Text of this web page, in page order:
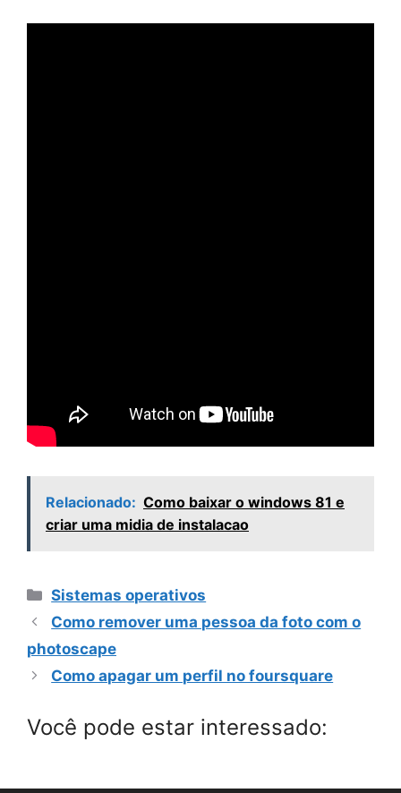
Relacionado: Como baixar o windows 81 e
criar uma midia de instalacao
Categorias
Sistemas operativos
Como remover uma pessoa da foto com o
photoscape
Como apagar um perfil no foursquare
Você pode estar interessado: